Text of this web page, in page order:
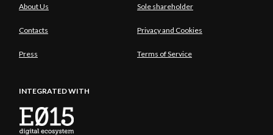
About Us Sole shareholder
Contacts Privacy and Cookies
Press Terms of Service
INTEGRATED WITH